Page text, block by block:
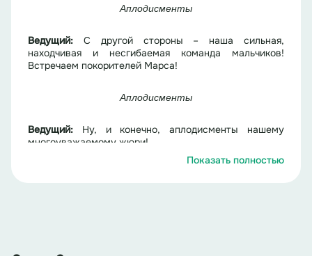
Аплодисменты
Ведущий: С другой стороны – наша сильная,
находчивая и несгибаемая команда мальчиков!
Встречаем покорителей Марса!
Аплодисменты
Ведущий: Ну, и конечно, аплодисменты нашему
многоуважаемому жюри!
Показать полностью